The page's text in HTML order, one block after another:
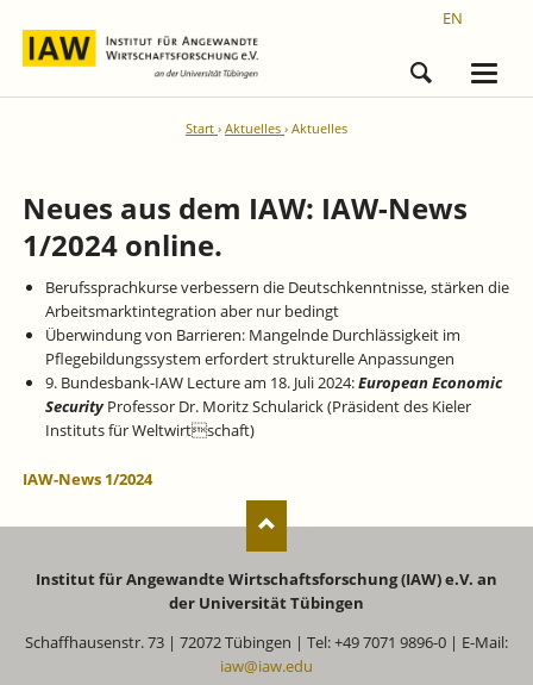
EN
Start Aktuelles Aktuelles
Neues aus dem IAW: IAW-News
1/2024 online.
Berufssprachkurse verbessern die Deutschkenntnisse, stärken die
Arbeitsmarktintegration aber nur bedingt
Überwindung von Barrieren: Mangelnde Durchlässigkeit im
Pflegebildungssystem erfordert strukturelle Anpassungen
9. Bundesbank-IAW Lecture am 18. Juli 2024:European Economic
SecurityProfessor Dr. Moritz Schularick (Präsident des Kieler
Instituts für Weltwirtschaft)
IAW-News 1/2024
Institut für Angewandte Wirtschaftsforschung (IAW) e.V. an
der Universität Tübingen
Schaffhausenstr. 73 | 72072 Tübingen | Tel: +49 7071 9896-0 | E-Mail:
iaw@iaw.edu